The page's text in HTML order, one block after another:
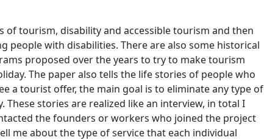
tourism, disability and accessible tourism and then
with disabilities. There are also some historical
proposed over the years to try to make tourism
The paper also tells the life stories of people who
a tourist offer, the main goal is to eliminate any type of
stories are realized like an interview, in total I
the founders or workers who joined the project
me about the type of service that each individual